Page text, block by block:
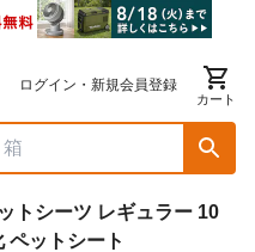
ログイン・新規会員登録
カート
トシーツ レギュラー 10
ペットシート